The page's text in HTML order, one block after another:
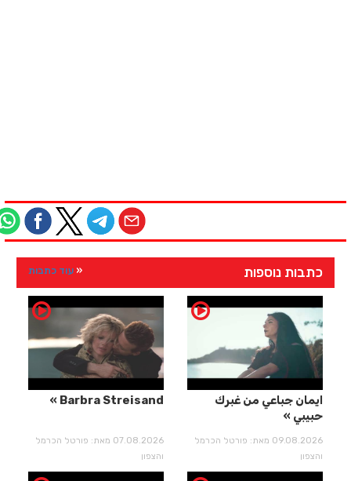
כתבות נוספות עוד כתבות
ايمان جباعي من غبرك
حبيبي
09.08.2026 מאת: פורטל הכרמל
והצפון
Barbra Streisand
07.08.2026 מאת: פורטל הכרמל
והצפון